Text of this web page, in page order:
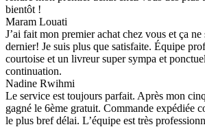
bientôt !
Maram Louati
J’ai fait mon premier achat chez vous et ça ne
dernier! Je suis plus que satisfaite. Équipe
courtoise et un livreur super sympa et
continuation.
Nadine Rwihmi
Le service est toujours parfait. Après mon
gagné le 6ème gratuit. Commande expédiée
le plus bref délai. L’équipe est très